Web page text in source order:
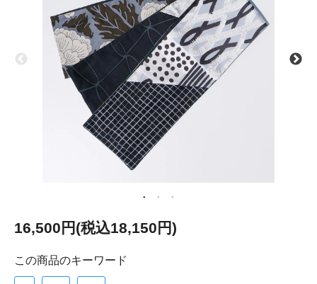
16,500円(税込18,150円)
この商品のキーワード